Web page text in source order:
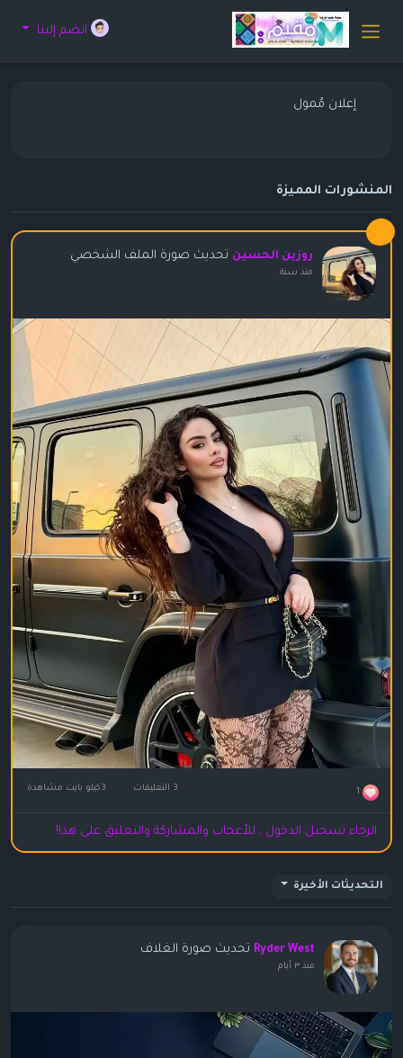
انضم إلينا
إعلان مُمول
المنشورات المميزة
روزين الحسين تحديث صورة الملف الشخصي
منذ سنة
1
الرجاء تسجيل الدخول , للأعجاب والمشاركة والتعليق على هذا!
التحديثات الأخيرة
Ryder West تحديث صورة الغلاف
منذ ٣ أيام